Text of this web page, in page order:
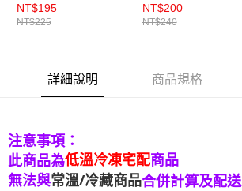
NT$195
NT$225
NT$200
NT$240
詳細說明 商品規格
注意事項：
此商品為低溫冷凍宅配商品
無法與常溫/冷藏商品合併計算及配送